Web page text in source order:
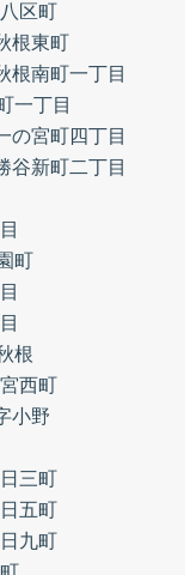
区町
根東町
根南町一丁目
一丁目
の宮町四丁目
谷新町二丁目
町
根
西町
小野
三町
五町
九町